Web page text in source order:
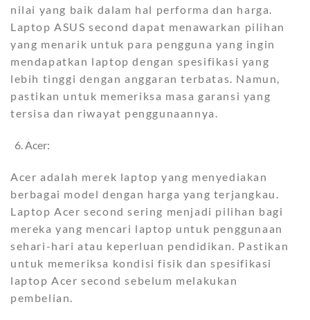
nilai yang baik dalam hal performa dan harga.
Laptop ASUS second dapat menawarkan pilihan
yang menarik untuk para pengguna yang ingin
mendapatkan laptop dengan spesifikasi yang
lebih tinggi dengan anggaran terbatas. Namun,
pastikan untuk memeriksa masa garansi yang
tersisa dan riwayat penggunaannya.
Acer:
Acer adalah merek laptop yang menyediakan
berbagai model dengan harga yang terjangkau.
Laptop Acer second sering menjadi pilihan bagi
mereka yang mencari laptop untuk penggunaan
sehari-hari atau keperluan pendidikan. Pastikan
untuk memeriksa kondisi fisik dan spesifikasi
laptop Acer second sebelum melakukan
pembelian.